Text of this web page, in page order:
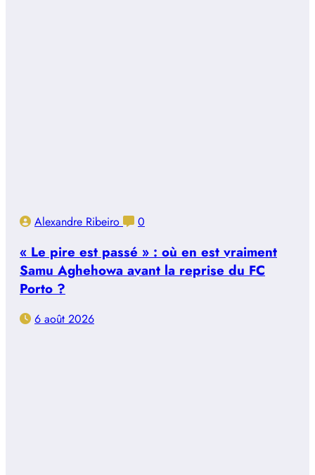
Alexandre Ribeiro 0
« Le pire est passé » : où en est vraiment
Samu Aghehowa avant la reprise du FC
Porto ?
6 août 2026